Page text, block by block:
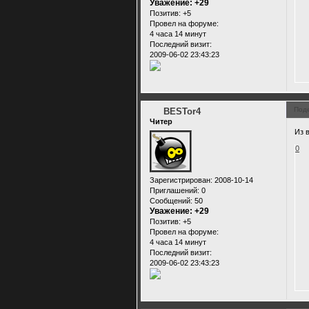
Уважение: +29
Позитив: +5
Провел на форуме:
4 часа 14 минут
Последний визит:
2009-06-02 23:43:23
BESTor4
Читер
Зарегистрирован: 2008-10-14
Приглашений: 0
Сообщений: 50
Уважение: +29
Позитив: +5
Провел на форуме:
4 часа 14 минут
Последний визит:
2009-06-02 23:43:23
Из
0